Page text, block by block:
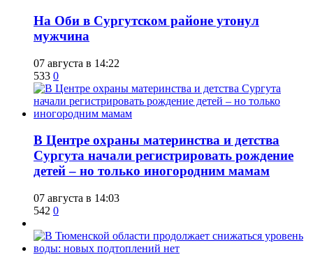
​На Оби в Сургутском районе утонул
мужчина
07 августа в 14:22
533 0
​В Центре охраны материнства и детства
Сургута начали регистрировать рождение
детей – но только иногородним мамам
07 августа в 14:03
542 0